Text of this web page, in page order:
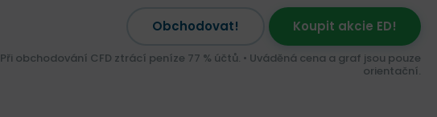
Obchodovat! Koupit akcie ED!
Při obchodování CFD ztrácí peníze 77 % účtů. • Uváděná cena a graf jsou pouze
orientační.